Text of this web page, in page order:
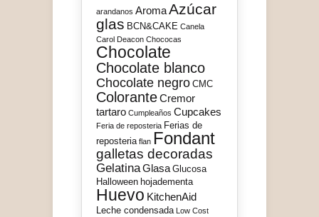
arandanos AromaAzúcar
glas BCN&CAKE Canela
Carol Deacon Chococas
Chocolate
Chocolate blanco
Chocolate negro CMC
ColoranteCremor
tartaro Cumpleaños Cupcakes
Feria de reposteria Ferias de
reposteria flan Fondant
galletas decoradas
GelatinaGlasa Glucosa
Halloween hojadementa
Huevo KitchenAid
Leche condensada
Low Cost